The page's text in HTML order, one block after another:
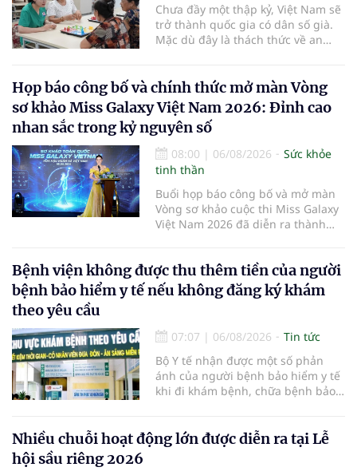
Chưa đầy một thập kỷ, Việt Nam sẽ
trở thành quốc gia có dân số già.
Mặc dù đây là thách thức về an
có giá trị hàng tỷ USD.
Họp báo công bố và chính thức mở màn Vòng
sơ khảo Miss Galaxy Việt Nam 2026: Đỉnh cao
nhan sắc trong kỷ nguyên số
08:00 | 06/08/2026
Sức khỏe
tinh thần
Buổi họp báo công bố và mở màn
Vòng sơ khảo cuộc thi Miss Galaxy
Việt Nam 2026 đã diễn ra thành
sắc quy mô, khác biệt và tiên
phong – nơi tôn vinh vẻ đẹp thời
đại mới kết hợp giữa Tri thức, Bản
Bệnh viện không được thu thêm tiền của người
bệnh bảo hiểm y tế nếu không đăng ký khám
theo yêu cầu
07:07 | 06/08/2026
Tin tức
Bộ Y tế nhận được một số phản
ánh của người bệnh bảo hiểm y tế
khi đi khám bệnh, chữa bệnh bảo
bệnh, chữa bệnh theo yêu cầu
nhưng vẫn phải nộp thêm các chi
Nhiều chuỗi hoạt động lớn được diễn ra tại Lễ
hội sầu riêng 2026